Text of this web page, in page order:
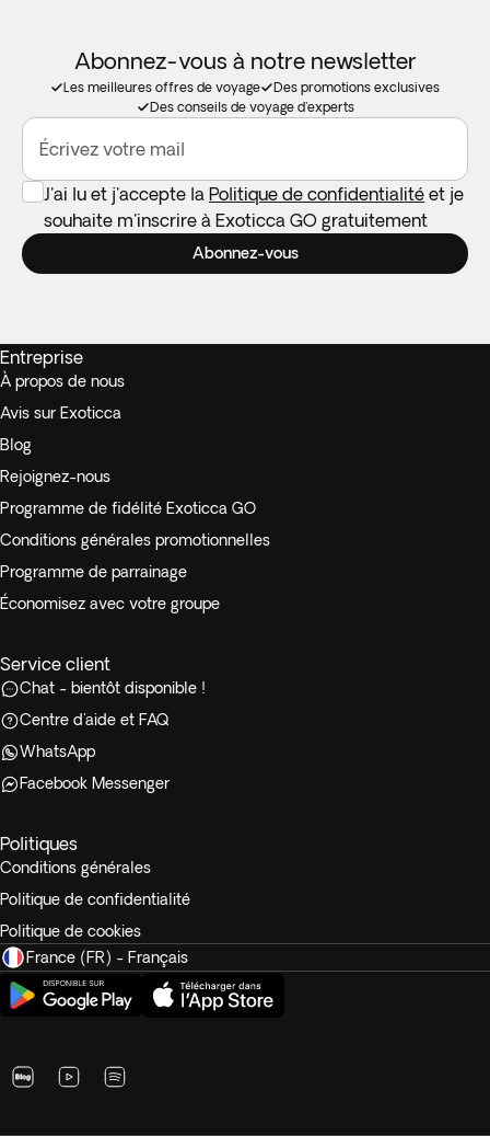
Abonnez-vous à notre newsletter
Les meilleures offres de voyage
Des promotions exclusives
Des conseils de voyage d'experts
Écrivez votre mail
J'ai lu et j'accepte la Politique de confidentialité et je
souhaite m'inscrire à Exoticca GO gratuitement
Abonnez-vous
Entreprise
À propos de nous
Avis sur Exoticca
Blog
Rejoignez-nous
Programme de fidélité Exoticca GO
Conditions générales promotionnelles
Programme de parrainage
Économisez avec votre groupe
Service client
Chat - bientôt disponible !
Centre d'aide et FAQ
WhatsApp
Facebook Messenger
Politiques
Conditions générales
Politique de confidentialité
Politique de cookies
France (FR) - Français